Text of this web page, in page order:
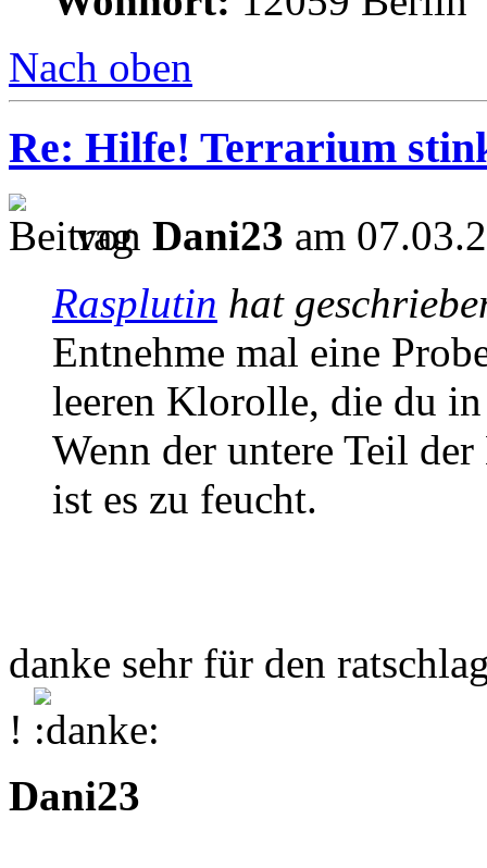
Nach oben
Re: Hilfe! Terrarium
von Dani23 am
Rasplutin hat
Entnehme mal eine
leeren Klorolle, die du
Wenn der untere Teil
ist es zu feucht.
danke sehr für den
!
Dani23